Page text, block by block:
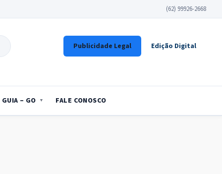
(62) 99926-2668
Publicidade Legal Edição Digital
GUIA – GO FALE CONOSCO